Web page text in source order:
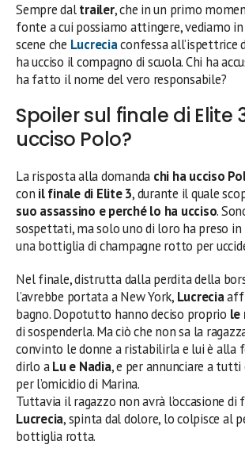
Sempre daltrailer, che in un primo
fonte a cui possiamo attingere, vediamo
scene che Lucreciaconfessa all’ispettrice
ha ucciso il compagno di scuola. Chi ha
ha fatto il nome del vero responsabile?
Spoiler sul finale di Elite
ucciso Polo?
La risposta alla domanda chi ha ucciso
con il finale di Elite 3, durante il quale
suo assassino e perché lo ha ucciso.
sospettati, ma solo uno di loro ha preso
una bottiglia di champagne rotto per
Nel finale, distrutta dalla perdita della
l’avrebbe portata a New York, Lucrecia
bagno. Dopotutto hanno deciso proprio le
di sospenderla. Ma ciò che non sa la
convinto le donne a ristabilirla e lui è alla
dirlo aLu e Nadia, e per annunciare a
per l’omicidio di Marina.
Tuttavia il ragazzo non avrà l’occasione di
Lucrecia, spinta dal dolore, lo colpisce al
bottiglia rotta.